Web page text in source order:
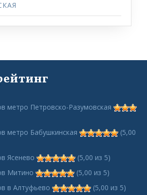
метро Петровско-Разумовская
метро Бабушкинская
(5,00
Ясенево
(5,00 из 5)
Митино
(5,00 из 5)
в Алтуфьево
(5,00 из 5)